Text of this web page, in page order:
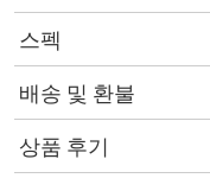
스펙
배송 및 환불
상품 후기